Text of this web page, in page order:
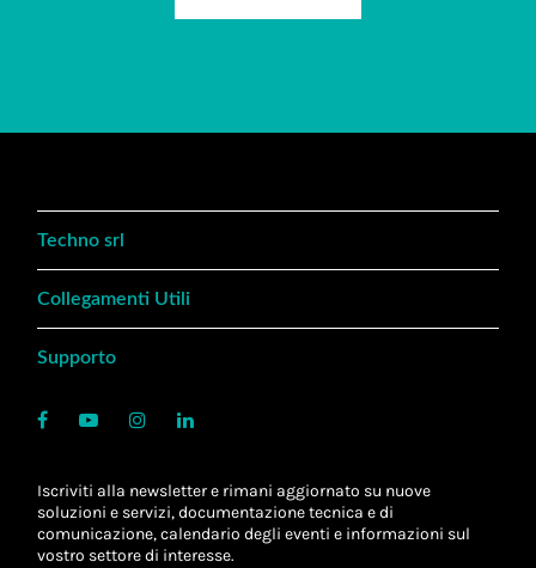
Techno srl
Collegamenti Utili
Supporto
Iscriviti alla newsletter e rimani aggiornato su nuove
soluzioni e servizi, documentazione tecnica e di
comunicazione, calendario degli eventi e informazioni sul
vostro settore di interesse.